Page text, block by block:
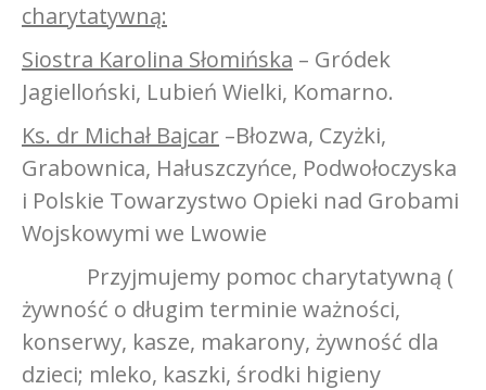
charytatywną:
Siostra Karolina Słomińska – Gródek
Jagielloński, Lubień Wielki, Komarno.
Ks. dr Michał Bajcar –Błozwa, Czyżki,
Grabownica, Hałuszczyńce, Podwołoczyska
i Polskie Towarzystwo Opieki nad Grobami
Wojskowymi we Lwowie
Przyjmujemy pomoc charytatywną (
żywność o długim terminie ważności,
konserwy, kasze, makarony, żywność dla
dzieci; mleko, kaszki, środki higieny